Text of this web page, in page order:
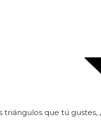
triángulos que tú